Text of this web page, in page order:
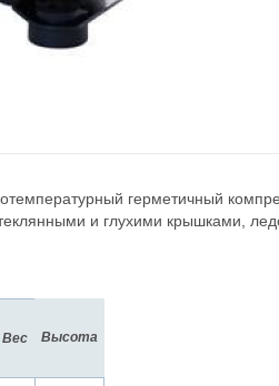
герметичный
и глухими крышками,
Вес Высота